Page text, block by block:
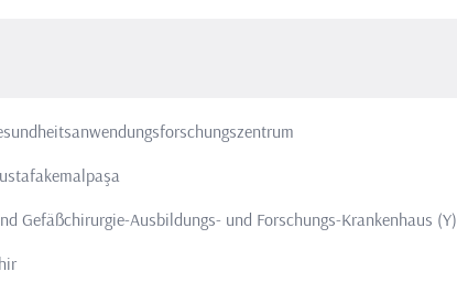
Gefäßchirurgie-Ausbildungs- und Forschungs-Krankenhaus (Y)